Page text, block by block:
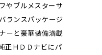
やブルメスターサ
ランスパッケージ
ーと豪華装備満載
ＨＤＤナビにパ